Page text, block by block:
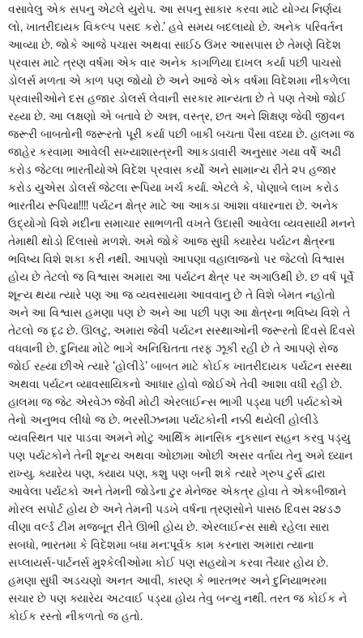
વસાવેલુ એક સપનુ એટલે યુરોપ. આ સપનુ સાકાર કરવા માટે યોગ્ય નિર્ણય
લો, ખાતરીદાયક વિકલ્પ પસદ કરો.’ હવે સમય બદલાયો છે. અનેક પરિવર્તન
આવ્યા છે. જોકે આજે પચાસ અથવા સાઈઠ ઉંમર આસપાસ છે તેમણે વિદેશ
પ્રવાસ માટે ત્રણ વર્ષમા એક વાર અનેક કાગળિયા દાખલ કર્યા પછી પાચસો
ડોલર્સ મળતા એ કાળ પણ જોયો છે અને આજે એક વર્ષમા વિદેશમા નીકળેલા
પ્રવાસીઓને દસ હજાર ડોલર્સ લેવાની સરકાર માન્યતા છે તે પણ તેઓ જોઈ
રહ્યા છે. આ લક્ષણો એ બતાવે છે અન્ન, વસ્ત્ર, છત અને શિક્ષણ જેવી જીવન
જરૂરી બાબતોની જરૂરતો પૂરી કર્યા પછી બાકી બચતા પૈસા વધ્યા છે. હાલમા જ
જાહેર કરવામા આવેલી સખ્યાશાસ્ત્રની આકડાવારી અનુસાર ગયા વર્ષે અઢી
કરોડ જેટલા ભારતીયોએ વિદેશ પ્રવાસ કર્યો અને સામાન્ય રીતે ૨૫ હજાર
કરોડ યુએસ ડોલર્સ જેટલા રૂપિયા ખર્ચ કર્યા. એટલે કે, પોણાબે લાખ કરોડ
ભારતીય રૂપિયા!!!! પર્યટન ક્ષેત્ર માટે આ આકડા આશા વધારનારા છે. અનેક
ઉદ્યોગો વિશે મદીના સમાચાર સાભળતી વખતે ઉદાસી આવેલા વ્યવસાયી મનને
તેમાથી થોડો દિલાસો મળશે. અમે જોકે આજ સુધી ક્યારેય પર્યટન ક્ષેત્રના
ભવિષ્ય વિશે શકા કરી નથી. આપણો આપણા વહાલાજનો પર જેટલો વિશ્વાસ
હોય છે તેટલો જ વિશ્વાસ અમારા આ પર્યટન ક્ષેત્ર પર અગાઉથી છે. છ વર્ષ પૂર્વે
શૂન્ય થયા ત્યારે પણ આ જ વ્યવસાયમા આવવાનુ છે તે વિશે બેમત નહોતો
અને આ વિશ્વાસ હમણા પણ છે અને આ પછી પણ આ ક્ષેત્રના ભવિષ્ય વિશે તે
તેટલો જ દૃઢ છે. ઊલટુ, અમારા જેવી પર્યટન સસ્થાઓની જરૂરતો દિવસે દિવસે
વધવાની છે. દુનિયા મોટે ભાગે અનિશ્ચિતતા તરફ ઝૂકી રહી છે તે આપણે રોજ
જોઈ રહ્યા છીએ ત્યારે ‘હોલીડે’ બાબત માટે કોઈક ખાતરીદાયક પર્યટન સસ્થા
અથવા પર્યટન વ્યાવસાયિકનો આધાર હોવો જોઈએ તેવી આશા વધી રહી છે.
હાલમા જ જેટ એરવેઝ જેવી મોટી એરલાઈન્સ ભાગી પડ્યા પછી પર્યટકોએ
તેનો અનુભવ લીધો જ છે. ભરસીઝનમા પર્યટકોની નક્કી થયેલી હોલીડે
વ્યવસ્થિત પાર પાડવા અમને મોટુ આર્થિક માનસિક નુકસાન સહન કરવુ પડ્યુ
પણ પર્યટકોને તેની શૂન્ય અથવા ઓછામા ઓછી અસર વર્તાય તેનુ અમે ધ્યાન
રાખ્યુ. ક્યારેય પણ, ક્યાય પણ, કશુ પણ બની શકે ત્યારે ગ્રુપ ટુર્સ દ્વારા
આવેલા પર્યટકો અને તેમની જોડેના ટુર મેનેજર એકત્ર હોવા તે એકબીજાને
મોરલ સપોર્ટ હોય છે અને તેમની પડખે વર્ષના ત્રણસોને પાસઠ દિવસ ૨૪ડ૭
વીણા વર્લ્ડ ટીમ મજબૂત રીતે ઊભી હોય છે. એરલાઈન્સ સાથે રહેલા સારા
સબધો, ભારતમા કે વિદેશમા બધા મન:પૂર્વક કામ કરનારા અમારા ત્યાના
સપ્લાયર્સ-પાર્ટનર્સ મુશ્કેલીઓમા કોઈ પણ સહયોગ કરવા તૈયાર હોય છે.
હમણા સુધી અડચણો અનત આવી, કારણ કે ભારતભર અને દુનિયાભરમા
સચાર છે પણ ક્યારેય અટવાઈ પડ્યા હોય તેવુ બન્યુ નથી. તરત જ કોઈક ને
કોઈક રસ્તો નીકળતો જ હતો.